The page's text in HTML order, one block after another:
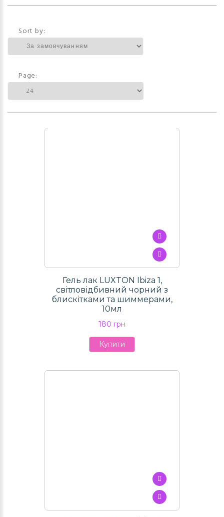
Sort by:
Page:
Гель лак LUXTON Ibiza 1,
світловідбивний чорний з
блискітками та шиммерами,
10мл
180 грн
Купити